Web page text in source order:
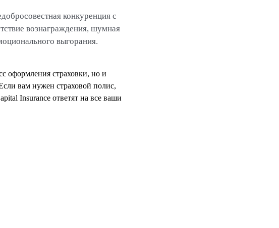
конкуренция с
вознаграждения, шумная
выгорания.
оформления страховки, но и
вам нужен страховой полис,
Insurance ответят на все ваши